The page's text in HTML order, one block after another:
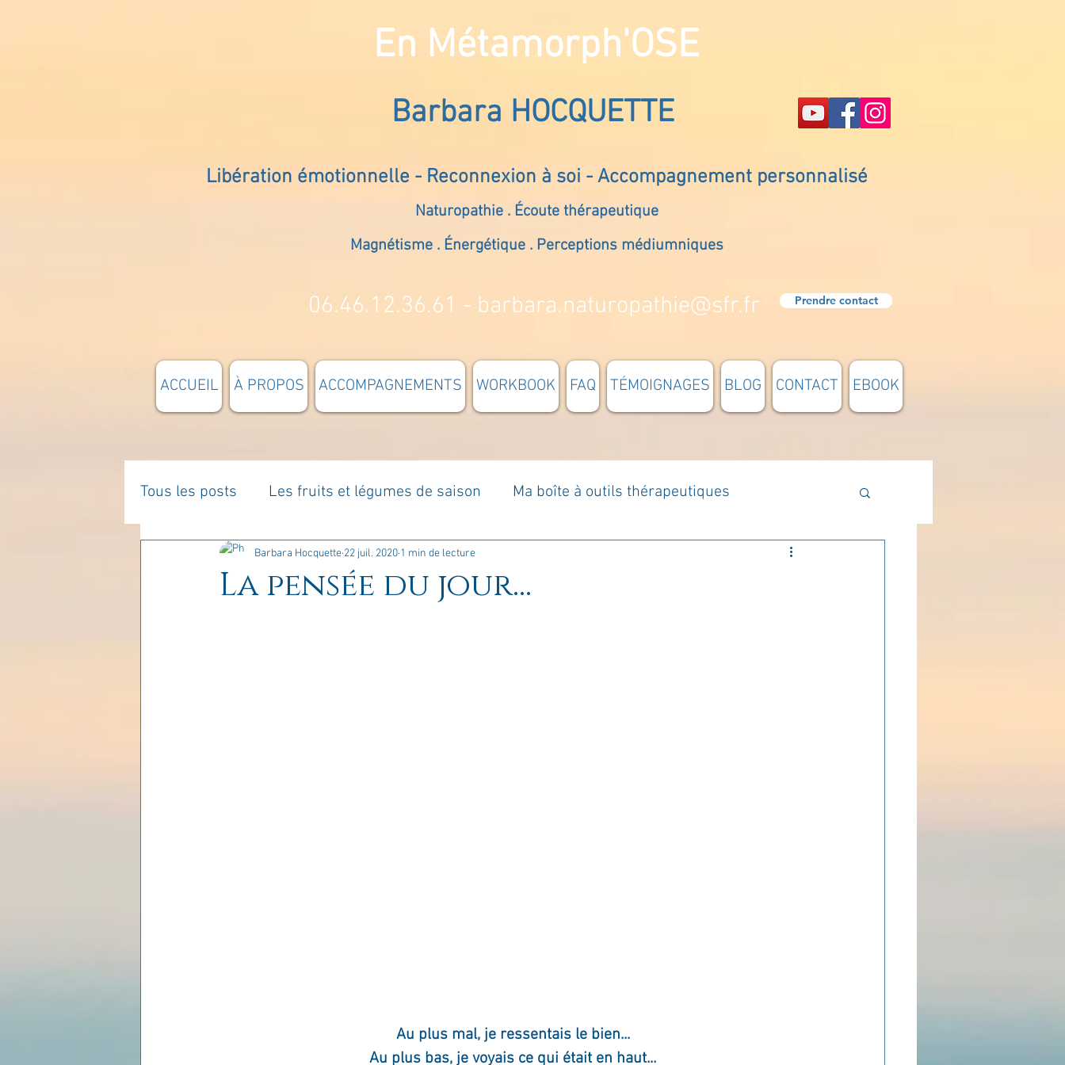
En Métamorph'OSE
Barbara HOCQUETTE
Libération émotionnelle - Reconnexion à soi - Accompagnement personnalisé
Naturopathie . Écoute thérapeutique
Magnétisme . Énergétique . Perceptions médiumniques
06.46.12.36.61 - barbara.naturopathie@sfr.fr Prendre contact
ACCUEIL À PROPOS ACCOMPAGNEMENTS WORKBOOK FAQ TÉMOIGNAGES BLOG CONTACT EBOOK
Tous les posts Les fruits et légumes de saison Ma boîte à outils thérapeutiques
La parentalité De vous à moi... Rome : voyage Méthodologie
La pensée du jour...
Barbara Hocquette 22 juil. 2020 1 min de lecture
Au plus mal, je ressentais le bien...
Au plus bas, je voyais ce qui était en haut...